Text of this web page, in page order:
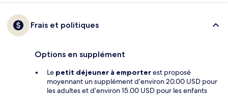
Frais et politiques
Options en supplément
Le petit déjeuner à emporterest proposé
moyennant un supplément d’environ 20.00 USD pour
les adultes et d’environ 15.00 USD pour les enfants